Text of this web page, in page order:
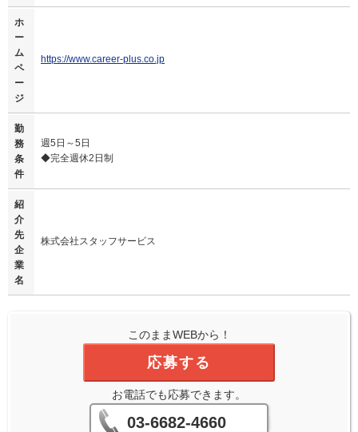
ホ
ー
ム
ペ
ー
ジ
https://www.career-plus.co.jp
勤
務
条
件
週5日～5日
◆完全週休2日制
紹
介
先
企
業
名
株式会社スタッフサービス
このままWEBから！
応募する
お電話でも応募できます。
03-6682-4660